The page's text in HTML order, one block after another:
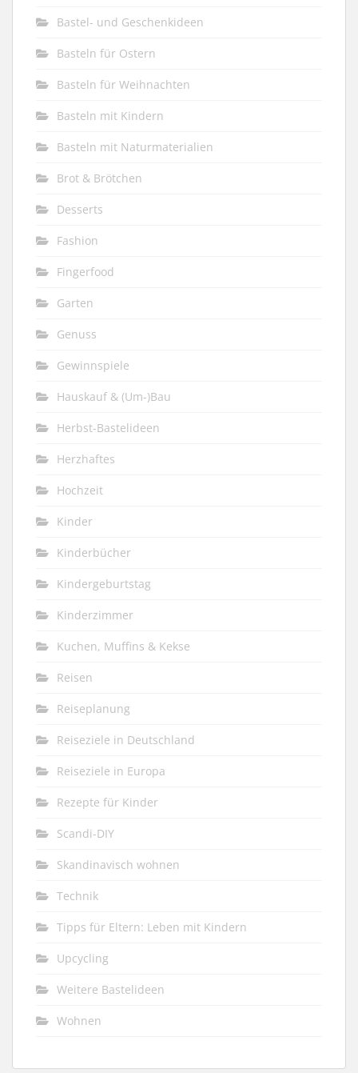
Bastel- und Geschenkideen
Basteln für Ostern
Basteln für Weihnachten
Basteln mit Kindern
Basteln mit Naturmaterialien
Brot & Brötchen
Desserts
Fashion
Fingerfood
Garten
Genuss
Gewinnspiele
Hauskauf & (Um-)Bau
Herbst-Bastelideen
Herzhaftes
Hochzeit
Kinder
Kinderbücher
Kindergeburtstag
Kinderzimmer
Kuchen, Muffins & Kekse
Reisen
Reiseplanung
Reiseziele in Deutschland
Reiseziele in Europa
Rezepte für Kinder
Scandi-DIY
Skandinavisch wohnen
Technik
Tipps für Eltern: Leben mit Kindern
Upcycling
Weitere Bastelideen
Wohnen